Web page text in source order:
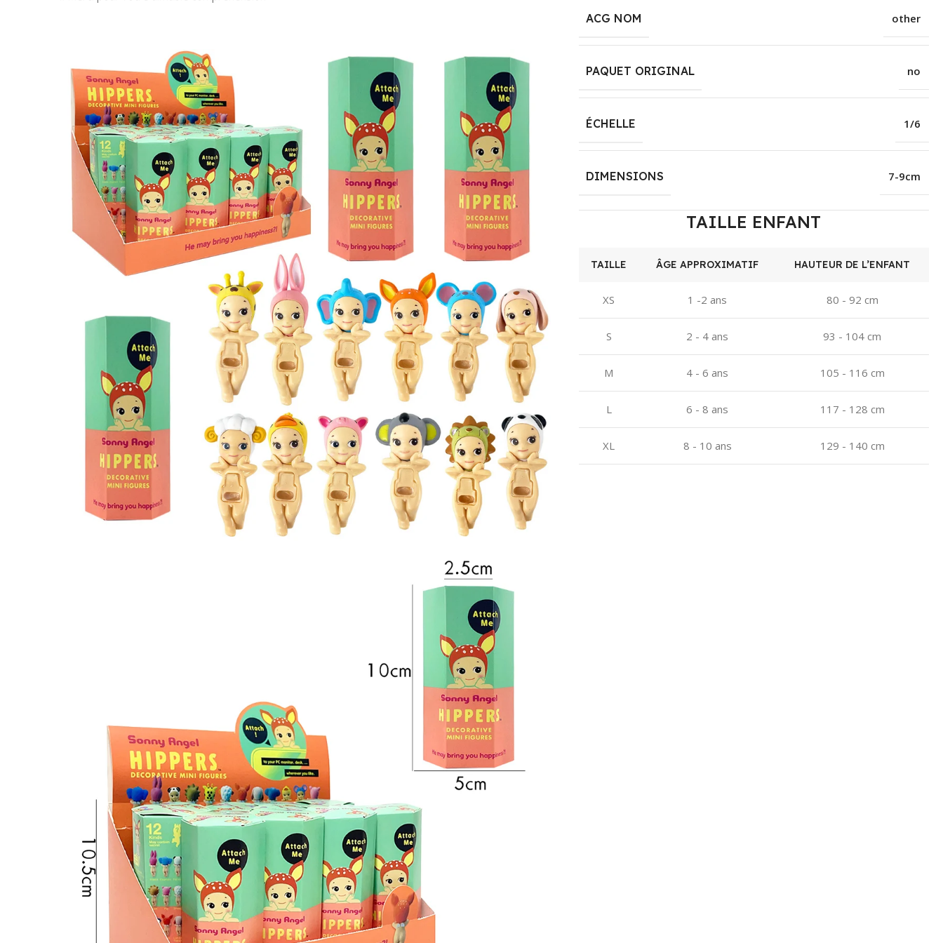
indisponible sur les
pièces détachées
ASIN
B0CRT1HT1M
MARQUE
FORME DE LA
Voiture
MATÉRIAU
Plastique
TRANCHE D'ÂGE
(DESCRIPTION)
Enfant
THÈME Sport
ELLES INCLUSES ?
20 x 9,5 x 22,5
centimètres
COMPOSANTS
INCLUS
Jeu de transport
Forklift
‎No
BATTERIES
REQUIRED?
‎No
BATTERIES
INCLUDED?
‎No
MATERIAL
TYPE(S)
‎Plastic
COLOR multi
ASIN
‎B0CPD6NP87
BRAND NAME
MATERIAL
Plastic
SIZE
ACG NOM other
PAQUET ORIGINAL no
ÉCHELLE 1/6
DIMENSIONS 7-9cm
TAILLE ENFANT
TAILLE ÂGE APPROXIMATIF HAUTEUR DE L’ENFANT
XS 1 -2 ans 80 - 92 cm
S 2 - 4 ans 93 - 104 cm
M 4 - 6 ans 105 - 116 cm
L 6 - 8 ans 117 - 128 cm
XL 8 - 10 ans 129 - 140 cm